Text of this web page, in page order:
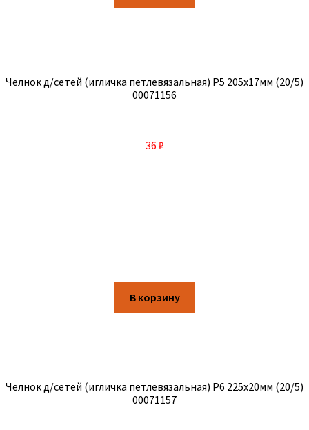
Челнок д/сетей (игличка петлевязальная) Р5 205х17мм (20/5)
00071156
36 ₽
В корзину
Челнок д/сетей (игличка петлевязальная) Р6 225х20мм (20/5)
00071157